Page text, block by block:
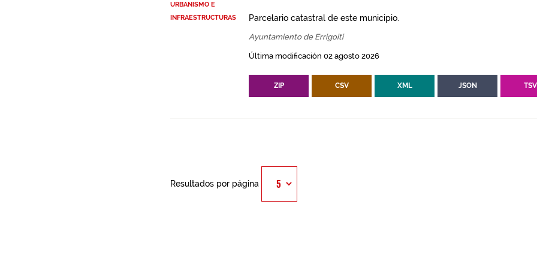
URBANISMO E
INFRAESTRUCTURAS
Parcelario catastral de este municipio.
Ayuntamiento de Errigoiti
Última modificación 02 agosto 2026
ZIP CSV XML JSON TSV
Resultados por página